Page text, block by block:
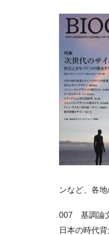
ンなど、各
007 基調論
日本の時代